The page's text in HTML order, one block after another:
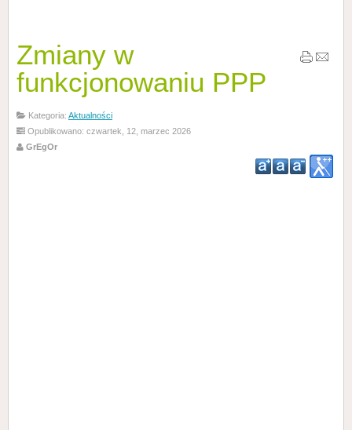
Zmiany w
funkcjonowaniu PPP
Kategoria: Aktualności
Opublikowano: czwartek, 12, marzec 2026
GrEgOr